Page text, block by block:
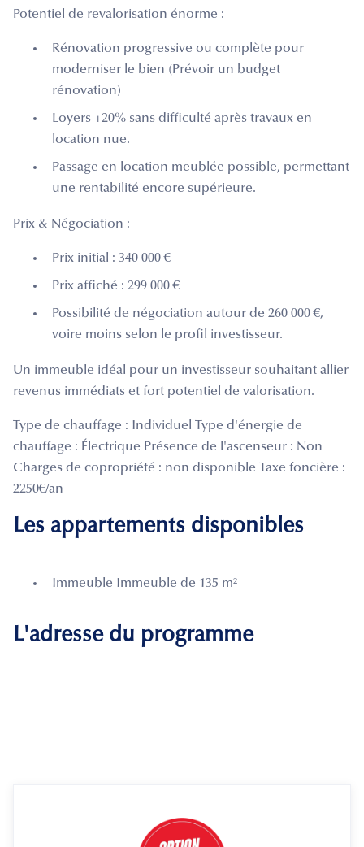
Potentiel de revalorisation énorme :
Rénovation progressive ou complète pour
moderniser le bien (Prévoir un budget
rénovation)
Loyers +20% sans difficulté après travaux en
location nue.
Passage en location meublée possible, permettant
une rentabilité encore supérieure.
Prix & Négociation :
Prix initial : 340 000 €
Prix affiché : 299 000 €
Possibilité de négociation autour de 260 000 €,
voire moins selon le profil investisseur.
Un immeuble idéal pour un investisseur souhaitant allier
revenus immédiats et fort potentiel de valorisation.
Type de chauffage : Individuel Type d'énergie de
chauffage : Électrique Présence de l'ascenseur : Non
Charges de copropriété : non disponible Taxe foncière :
2250€/an
Les appartements disponibles
Immeuble Immeuble de 135 m²
L'adresse du programme